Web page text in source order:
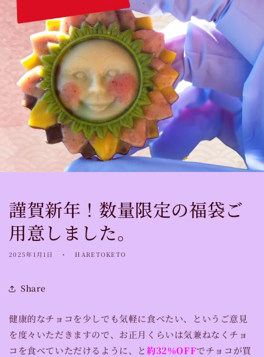
謹賀新年！数量限定の福袋ご
用意しました。
2025年1月1日 HARETOKETO
Share
健康的なチョコを少しでも気軽に食べたい、というご意見
を度々いただきますので、お正月くらいは気兼ねなくチョ
コを食べていただけるように、と約32％OFFでチョコが買